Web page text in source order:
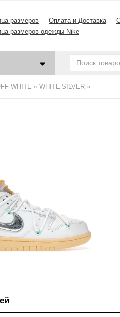
размеров Оплата и Доставка
размеров одежды Nike
WHITE « WHITE SILVER »